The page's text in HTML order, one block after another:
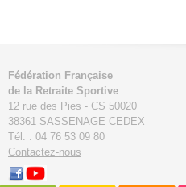
Fédération Française
de la Retraite Sportive
12 rue des Pies - CS 50020
38361 SASSENAGE CEDEX
Tél. : 04 76 53 09 80
Contactez-nous